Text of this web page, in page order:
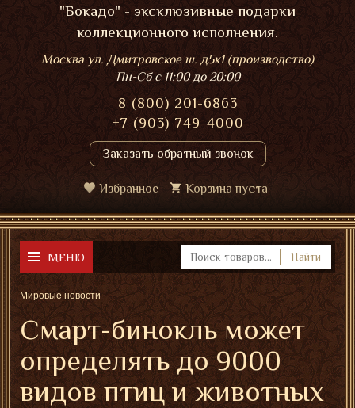
"Бокадо" - эксклюзивные подарки
коллекционного исполнения.
Москва ул. Дмитровское ш. д5к1 (производство)
Пн-Сбс 11:00 до 20:00
8 (800) 201-6863
+7 (903) 749-4000
Заказать обратный звонок
Избранное Корзина пуста
МЕНЮ Найти
Мировые новости
Смарт-бинокль может
определять до 9000
видов птиц и животных